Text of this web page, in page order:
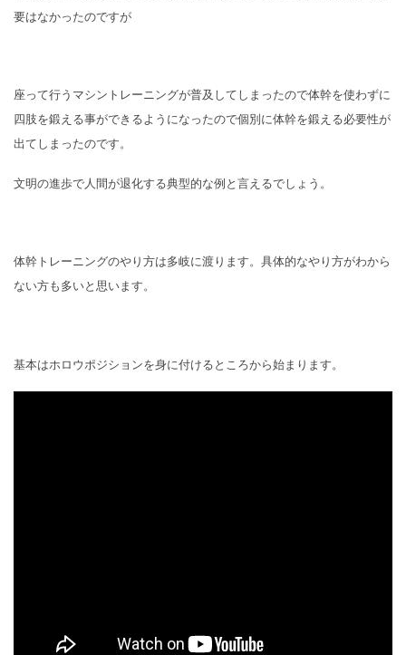
要はなかったのですが
座って行うマシントレーニングが普及してしまったので体幹を使わずに
四肢を鍛える事ができるようになったので個別に体幹を鍛える必要性が
出てしまったのです。
文明の進歩で人間が退化する典型的な例と言えるでしょう。
体幹トレーニングのやり方は多岐に渡ります。具体的なやり方がわから
ない方も多いと思います。
基本はホロウポジションを身に付けるところから始まります。